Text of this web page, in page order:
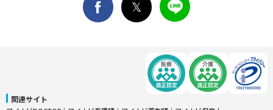
関連サイト